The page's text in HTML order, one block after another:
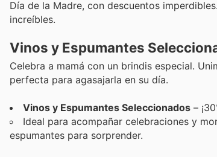
Día de la Madre, con descuentos
increíbles.
Vinos y Espumantes
Celebra a mamá con un brindis especial.
perfecta para agasajarla en su día.
Vinos y Espumantes Seleccionados –
Ideal para acompañar celebraciones y
espumantes para sorprender.